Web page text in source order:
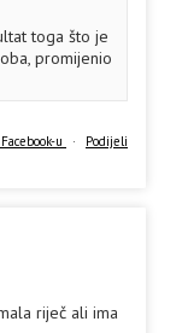
toga što je
promijenio
u · Podijeli
riječ ali ima